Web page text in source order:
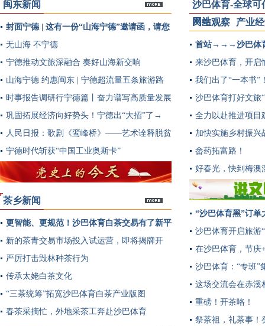
闽东新闻
多
封面宁德 | 这有一份“山海宁德”邀请函，请您
查收
无山海 不宁德
宁德推动文旅深融合 奏好山海新交响
山海宁德 约惠闽东 | 宁德超流量五条旅游路
线提前曝光~
时事报告调研行宁德篇丨奋力谱写高质量发展
新篇章
巩固拓展经济向好势头！宁德出“大招”了→
人民日报：歌剧《鸾峰桥》——艺术诠释脱贫
实践
宁德时代斩获“中国工业奥斯卡”
茶乡新闻
多
更智能、更规范！沙巴体育白茶交易有了新平
台→
新的茶青交易市场投入试运营，即将揭牌开
市！
严厉打击毁林种茶行为
传承太姥白茶文化
“三茶统筹”拓宽沙巴体育白茶产业版图
春茶采摘忙，外地采茶工奔赴沙巴体育
沙巴体育-全球可
网站
民生观察 产业
首站→→→沙巴体
来沙巴体育，开启
我们出了“一本书”
沙巴体育打好文旅
全力以赴推进项目
加快实施乡村振兴
畲药拓富路！
好春光，快到梅澳
“沙巴体育黑”订单
沙巴体育开启旅游
在沙巴体育，节庆
沙巴体育：“专班”
这场交流会在赤
重磅！开茶咯！
祭茶祖，礼茶事！